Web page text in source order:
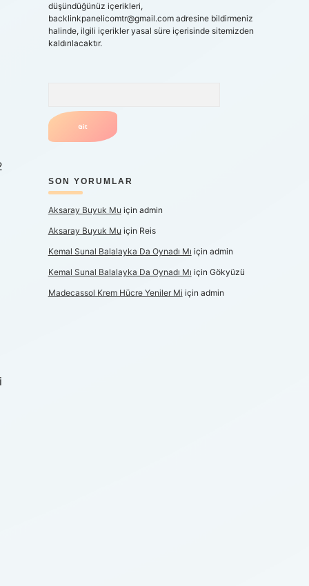
düşündüğünüz içerikleri,
backlinkpanelicomtr@gmail.comadresine bildirmeniz
halinde, ilgili içerikler yasal süre içerisinde sitemizden
kaldırılacaktır.
SON YORUMLAR
Aksaray Buyuk Mu için admin
Aksaray Buyuk Mu için Reis
Kemal Sunal Balalayka Da Oynadı Mı için admin
Kemal Sunal Balalayka Da Oynadı Mı için Gökyüzü
Madecassol Krem Hücre Yeniler Mi için admin